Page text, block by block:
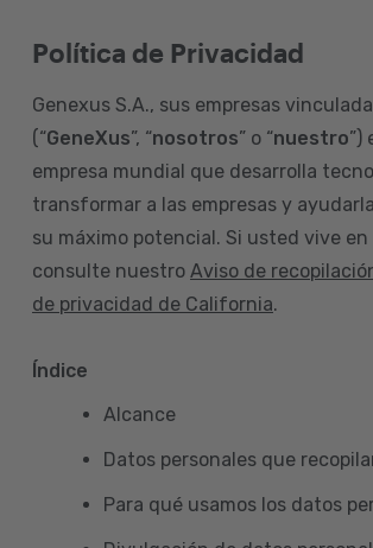
Política de Privacidad
Genexus S.A., sus empresas
(“GeneXus”, “nosotros” o “nuestro”)
empresa mundial que desarrolla
transformar a las empresas y
su máximo potencial. Si usted vive
consulte nuestro Aviso de
de privacidad de California.
Índice
Alcance
Datos personales que
Para qué usamos los datos